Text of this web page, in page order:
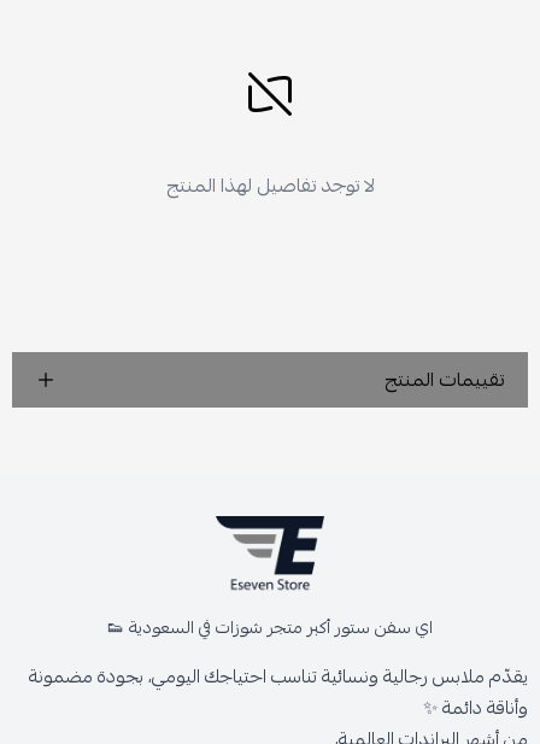
لا توجد تفاصيل لهذا المنتج
تقييمات المنتج
اي سفن ستور أكبر متجر شوزات في السعودية 👟
يقدّم ملابس رجالية ونسائية تناسب احتياجك اليومي، بجودة مضمونة
وأناقة دائمة ✨